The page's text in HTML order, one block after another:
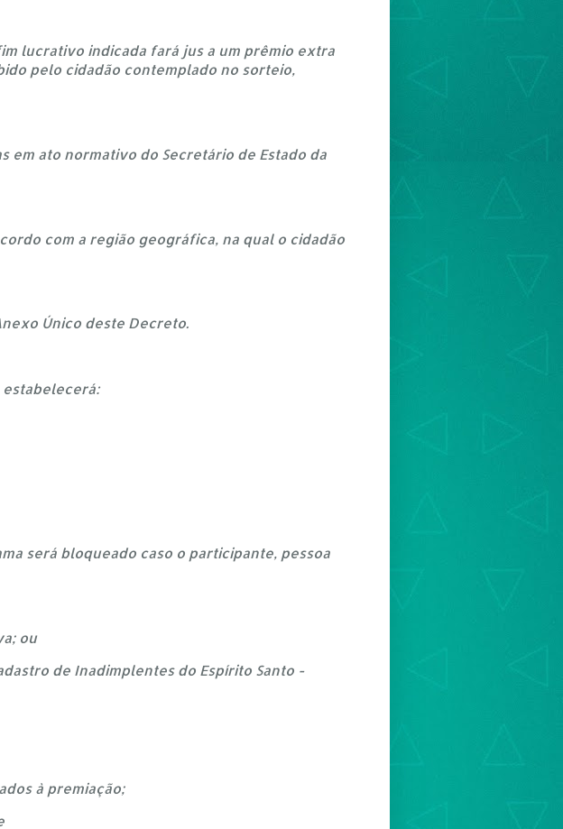
lucrativo indicada fará jus a um prêmio extra
pelo cidadão contemplado no sorteio,
em ato normativo do Secretário de Estado da
com a região geográfica, na qual o cidadão
Único deste Decreto.
estabelecerá:
será bloqueado caso o participante, pessoa
ou
de Inadimplentes do Espírito Santo -
à premiação;